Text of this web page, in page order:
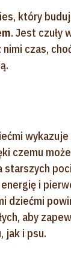
który
. Jest czuły
czas,
wykazuje
czemu
i
dziećmi
aby
jak i psu.